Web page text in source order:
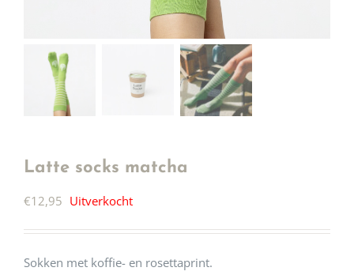
Latte socks matcha
€12,95 Uitverkocht
Sokken met koffie- en rosettaprint.